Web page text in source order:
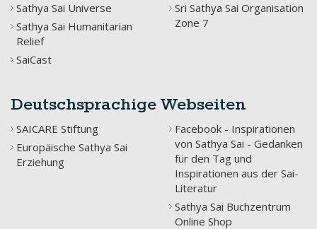
Sathya Sai Universe
Sathya Sai Humanitarian
Relief
SaiCast
Sri Sathya Sai Organisation
Zone 7
Deutschsprachige Webseiten
SAICARE Stiftung
Europäische Sathya Sai
Erziehung
Facebook - Inspirationen
von Sathya Sai - Gedanken
für den Tag und
Inspirationen aus der Sai-
Literatur
Sathya Sai Buchzentrum
Online Shop